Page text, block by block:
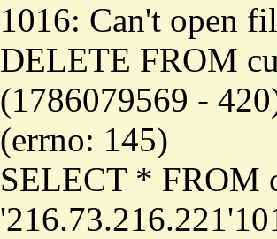
1016: Can't open
DELETE FROM
(1786079569 -
(errno: 145)
SELECT * FROM